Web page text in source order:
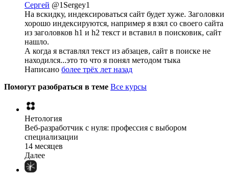
Сергей @1Sergey1
На вскидку, индексироваться сайт будет хуже. Заголовки
хорошо индексируются, например я взял со своего сайта
из заголовков h1 и h2 текст и вставил в поисковик, сайт
нашло.
А когда я вставлял текст из абзацев, сайт в поиске не
находился...это то что я понял методом тыка
Написано более трёх лет назад
Помогут разобраться в теме Все курсы
Нетология
Веб-разработчик с нуля: профессия с выбором
специализации
14 месяцев
Далее